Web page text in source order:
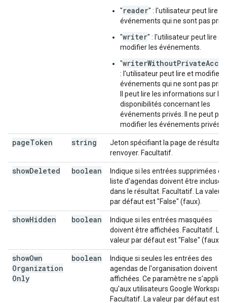
"reader" : l'utilisateur peut lire
événements qui ne sont pas
"writer" : l'utilisateur peut lire et
modifier les événements.
"
: l'utilisateur peut lire et modifier
événements qui ne sont pas
Il peut lire les informations sur les
disponibilités concernant les
événements privés. Il ne peut pas
modifier les événements privés.
pageToken string
Jeton spécifiant la page de résultats
renvoyer. Facultatif.
showDeleted boolean
Indique si les entrées supprimées de
liste d'agendas doivent être incluses
dans le résultat. Facultatif. La valeur
par défaut est "False" (faux).
showHidden boolean
Indique si les entrées masquées
doivent être affichées. Facultatif. La
valeur par défaut est "False" (faux).
showOwn
Organization
Only
boolean
Indique si seules les entrées des
agendas de l'organisation doivent
affichées. Ce paramètre ne
qu'aux utilisateurs Google
Facultatif. La valeur par défaut est